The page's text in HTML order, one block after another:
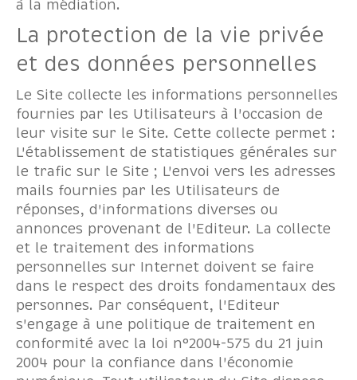
à la médiation.
La protection de la vie privée
et des données personnelles
Le Site collecte les informations personnelles
fournies par les Utilisateurs à l'occasion de
leur visite sur le Site. Cette collecte permet :
L'établissement de statistiques générales sur
le trafic sur le Site ; L'envoi vers les adresses
mails fournies par les Utilisateurs de
réponses, d'informations diverses ou
annonces provenant de l'Editeur. La collecte
et le traitement des informations
personnelles sur Internet doivent se faire
dans le respect des droits fondamentaux des
personnes. Par conséquent, l'Editeur
s'engage à une politique de traitement en
conformité avec la loi n°2004-575 du 21 juin
2004 pour la confiance dans l'économie